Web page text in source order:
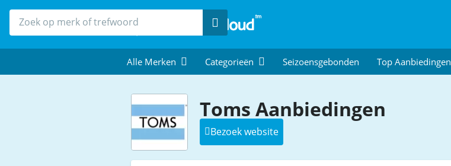
Zoek
Alle Merken Categorieën Seizoensgebonden Top Aanbiedingen
Toms Aanbiedingen
Bezoek website